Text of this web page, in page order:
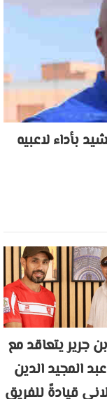
بأداء لاعبيه
جرير يتعاقد مع
المجيد الدين
قيادةً للفريق